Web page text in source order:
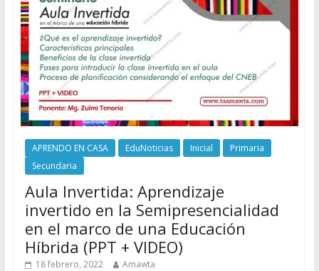
APRENDO EN CASA EduNoticias Inicial
Primaria
Secundaria
Aula Invertida: Aprendizaje
invertido en la Semipresencialidad
en el marco de una Educación
Híbrida (PPT + VIDEO)
18 febrero, 2022 Amawta